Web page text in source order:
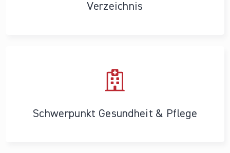
Verzeichnis
Schwerpunkt Gesundheit & Pflege